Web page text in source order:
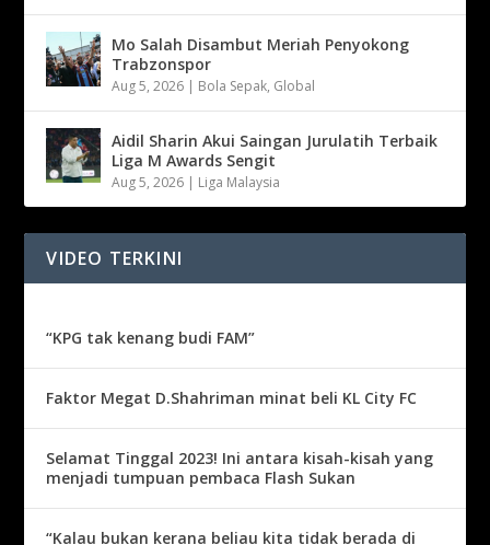
Mo Salah Disambut Meriah Penyokong
Trabzonspor
Aug 5, 2026 | Bola Sepak, Global
Aidil Sharin Akui Saingan Jurulatih Terbaik
Liga M Awards Sengit
Aug 5, 2026 | Liga Malaysia
VIDEO TERKINI
“KPG tak kenang budi FAM”
Faktor Megat D.Shahriman minat beli KL City FC
Selamat Tinggal 2023! Ini antara kisah-kisah yang
menjadi tumpuan pembaca Flash Sukan
“Kalau bukan kerana beliau kita tidak berada di